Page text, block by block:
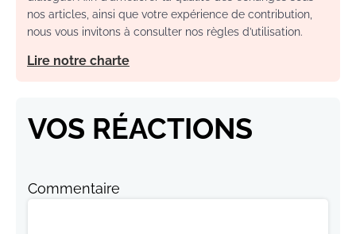
nos articles, ainsi que votre expérience de contribution,
nous vous invitons à consulter nos règles d’utilisation.
Lire notre charte
VOS RÉACTIONS
Commentaire